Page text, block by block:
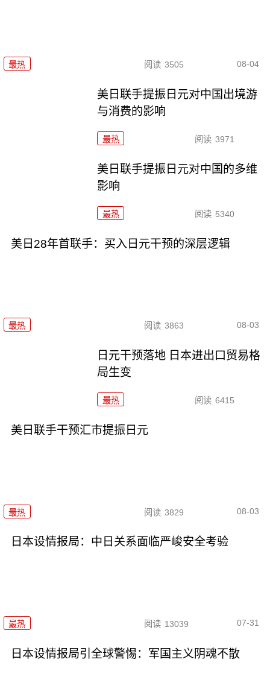
最热 阅读 3505 08-04
美日联手提振日元对中国出境游
与消费的影响
最热 阅读 3971
美日联手提振日元对中国的多维
影响
最热 阅读 5340
美日28年首联手：买入日元干预的深层逻辑
最热 阅读 3863 08-03
日元干预落地 日本进出口贸易格
局生变
最热 阅读 6415
美日联手干预汇市提振日元
最热 阅读 3829 08-03
日本设情报局：中日关系面临严峻安全考验
最热 阅读 13039 07-31
日本设情报局引全球警惕：军国主义阴魂不散